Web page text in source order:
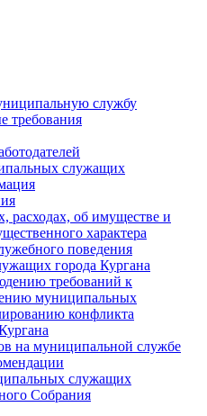
службу
требования
служащих
расходах, об имуществе и
характера
поведения
города Кургана
требований к
муниципальных
конфликта
на муниципальной службе
служащих
Cобрания